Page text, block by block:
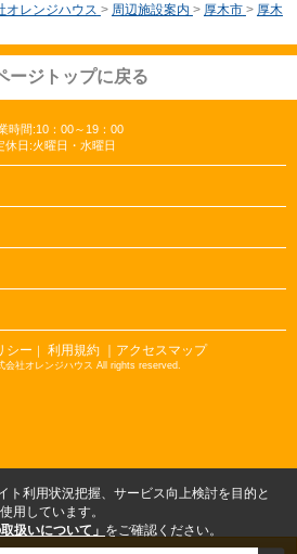
オレンジハウス > 周辺施設案内 > 厚木市 > 厚木
ージトップに戻る
時間:10：00～19：00
休日:火曜日・水曜日
シー ｜ 利用規約 ｜アクセスマップ
会社オレンジハウス All rights reserved.
ト利用状況把握、サービス向上検討を目的と
用しています。
扱いについて」 をご確認ください。